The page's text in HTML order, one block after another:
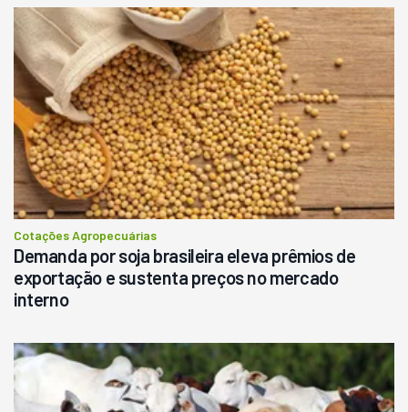
Cotações Agropecuárias
Demanda por soja brasileira eleva prêmios de
exportação e sustenta preços no mercado
interno